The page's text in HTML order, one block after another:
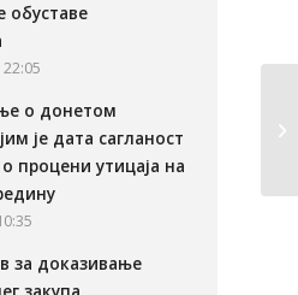
обуставе
22:05
о донетом
је дата сагланост
процени утицаја на
за доказивање